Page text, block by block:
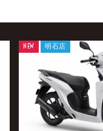
NEW 明石店